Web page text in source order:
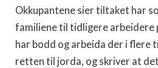
Okkupantene sier tiltaket har
familiene til tidligere arbeidere
har bodd og arbeida der i flere
retten til jorda, og skriver at